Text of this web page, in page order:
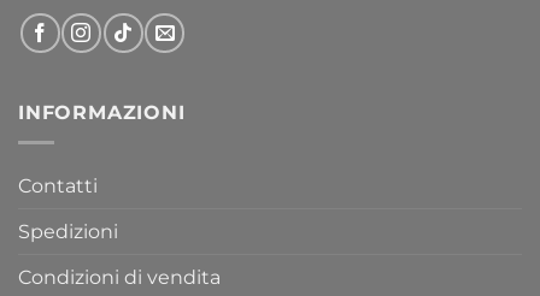
INFORMAZIONI
Contatti
Spedizioni
Condizioni di vendita